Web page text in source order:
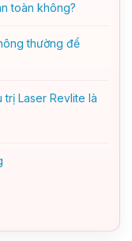
toàn không?
thường để
Laser Revlite là